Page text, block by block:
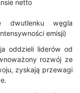
netto
dwutlenku węgla
emisji)
oddzieli liderów od
rozwój ze
zyskają przewagi